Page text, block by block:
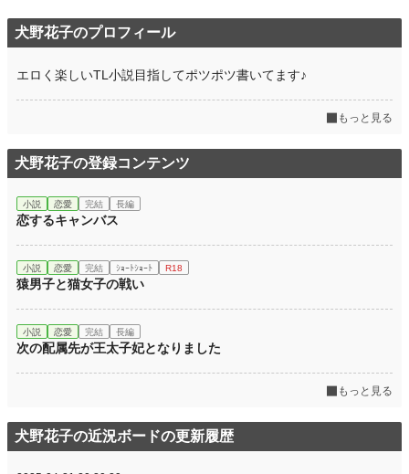
週間ポイント 112 pt (32,695 位)
月間ポイント 168 pt (54,960 位)
犬野花子のプロフィール
エロく楽しいTL小説目指してポツポツ書いてます♪
もっと見る
犬野花子の登録コンテンツ
小説 恋愛 完結 長編
恋するキャンバス
小説 恋愛 完結 ｼｮｰﾄｼｮｰﾄ R18
猿男子と猫女子の戦い
小説 恋愛 完結 長編
次の配属先が王太子妃となりました
もっと見る
犬野花子の近況ボードの更新履歴